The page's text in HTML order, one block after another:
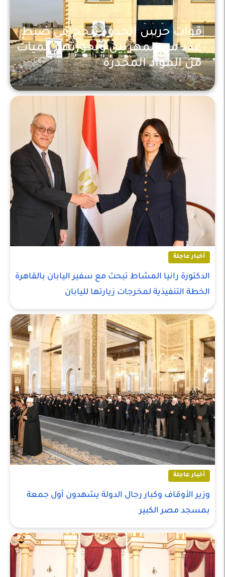
أخبار عاجلة
قوات حرس الحدود تنجح فى ضبط
عدد من المهربين وبحوزتهم كميات
من المواد المخدرة
أخبار عاجلة
الدكتورة رانيا المشاط تبحث مع سفير اليابان بالقاهرة
الخطة التنفيذية لمخرجات زيارتها لليابان
أخبار عاجلة
وزير الأوقاف وكبار رجال الدولة يشهدون أول جمعة
بمسجد مصر الكبير